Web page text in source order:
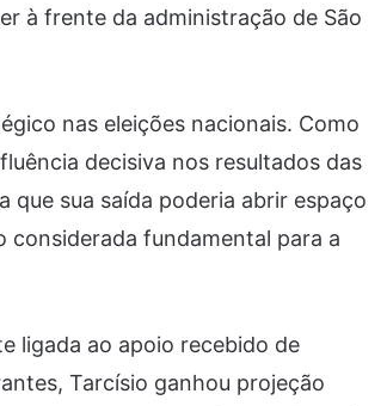
à frente da administração de São
nas eleições nacionais. Como
decisiva nos resultados das
que sua saída poderia abrir espaço
considerada fundamental para a
ligada ao apoio recebido de
Tarcísio ganhou projeção